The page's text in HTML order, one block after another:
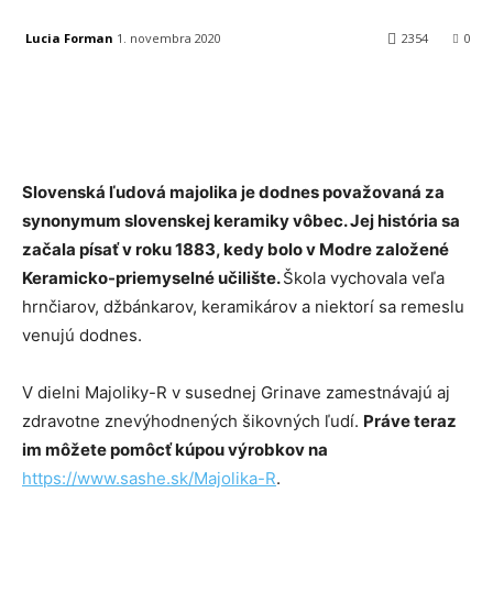
Lucia Forman 1. novembra 2020 0
2354
Slovenská ľudová majolika je dodnes považovaná za
synonymum slovenskej keramiky vôbec. Jej história sa
začala písať v roku 1883, kedy bolo v Modre založené
Keramicko-priemyselné učilište.Škola vychovala veľa
hrnčiarov, džbánkarov, keramikárov a niektorí sa remeslu
venujú dodnes.
V dielni Majoliky-R v susednej Grinave zamestnávajú aj
zdravotne znevýhodnených šikovných ľudí. Práve teraz
im môžete pomôcť kúpou výrobkov na
https://www.sashe.sk/Majolika-R.